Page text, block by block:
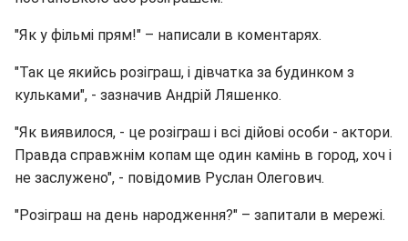
"Як у фільмі прям!" – написали в коментарях.
"Так це якийсь розіграш, і дівчатка за будинком з
кульками", - зазначив Андрій Ляшенко.
"Як виявилося, - це розіграш і всі дійові особи - актори.
Правда справжнім копам ще один камінь в город, хоч і
не заслужено", - повідомив Руслан Олегович.
"Розіграш на день народження?" – запитали в мережі.